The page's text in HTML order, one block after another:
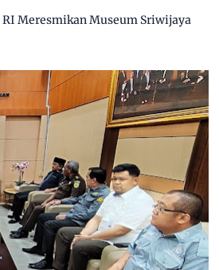
Meresmikan Museum Sriwijaya